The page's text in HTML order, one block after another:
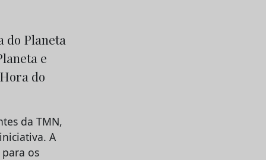
do Planeta
e
do
da TMN,
A
os